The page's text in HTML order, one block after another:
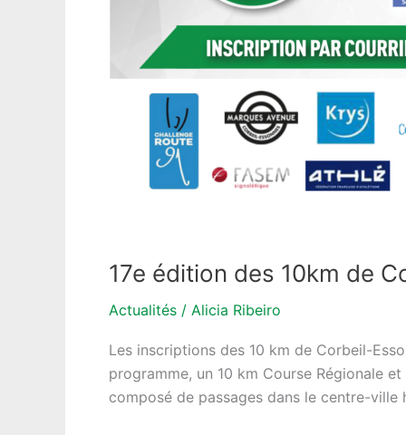
17e édition des 10km de
Actualités / Alicia Ribeiro
Les inscriptions des 10 km de Corbeil-
programme, un 10 km Course Régionale
composé de passages dans le centre-